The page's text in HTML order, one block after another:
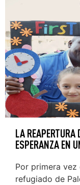
LA REAPERTURA
ESPERANZA EN
Por primera vez
refugiado de